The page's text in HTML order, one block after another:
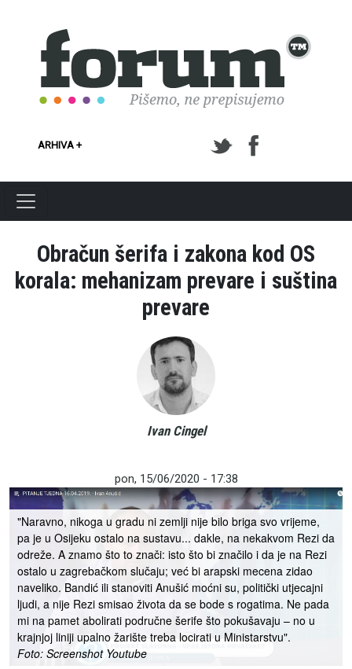
ARHIVA +
Obračun šerifa i zakona kod OS
korala: mehanizam prevare i suština
prevare
Ivan Cingel
pon, 15/06/2020 - 17:38
"Naravno, nikoga u gradu ni zemlji nije bilo briga svo vrijeme,
pa je u Osijeku ostalo na sustavu... dakle, na nekakvom Rezi da
odreže. A znamo što to znači: isto što bi značilo i da je na Rezi
ostalo u zagrebačkom slučaju; već bi arapski mecena zidao
naveliko. Bandić ili stanoviti Anušić moćni su, politički utjecajni
ljudi, a nije Rezi smisao života da se bode s rogatima. Ne pada
mi na pamet abolirati područne šerife što pokušavaju – no u
krajnjoj liniji upalno žarište treba locirati u Ministarstvu".
Foto: Screenshot Youtube